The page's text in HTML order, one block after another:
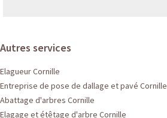
Autres services
Elagueur Cornille
Entreprise de pose de dallage et pavé Cornille
Abattage d'arbres Cornille
Elagage et étêtage d'arbre Cornille